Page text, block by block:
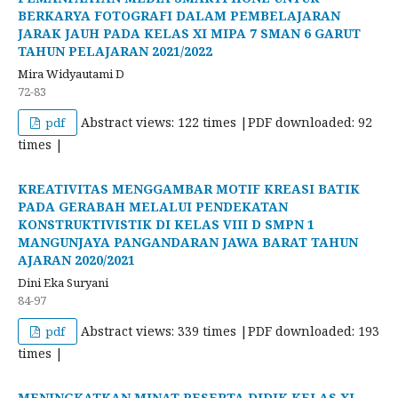
BERKARYA FOTOGRAFI DALAM PEMBELAJARAN
JARAK JAUH PADA KELAS XI MIPA 7 SMAN 6 GARUT
TAHUN PELAJARAN 2021/2022
Mira Widyautami D
72-83
pdf
Abstract views: 122 times |PDF downloaded: 92
times |
KREATIVITAS MENGGAMBAR MOTIF KREASI BATIK
PADA GERABAH MELALUI PENDEKATAN
KONSTRUKTIVISTIK DI KELAS VIII D SMPN 1
MANGUNJAYA PANGANDARAN JAWA BARAT TAHUN
AJARAN 2020/2021
Dini Eka Suryani
84-97
pdf
Abstract views: 339 times |PDF downloaded: 193
times |